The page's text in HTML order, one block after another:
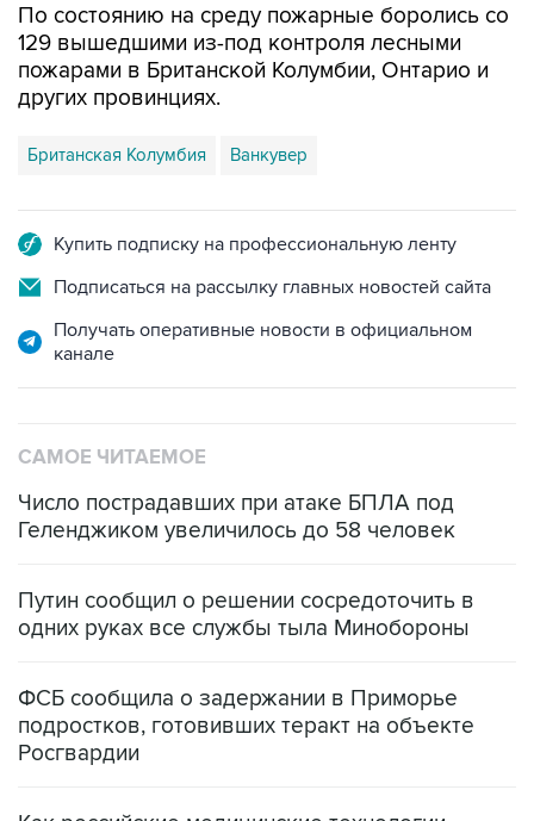
По состоянию на среду пожарные боролись со
129 вышедшими из-под контроля лесными
пожарами в Британской Колумбии, Онтарио и
других провинциях.
Британская Колумбия Ванкувер
Купить подписку на профессиональную ленту
Подписаться на рассылку главных новостей сайта
Получать оперативные новости в официальном
канале
САМОЕ ЧИТАЕМОЕ
Число пострадавших при атаке БПЛА под
Геленджиком увеличилось до 58 человек
Путин сообщил о решении сосредоточить в
одних руках все службы тыла Минобороны
ФСБ сообщила о задержании в Приморье
подростков, готовивших теракт на объекте
Росгвардии